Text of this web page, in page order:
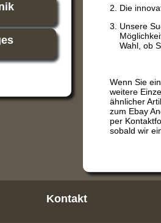
Die
Unsere
Wahl, ob
Wenn Sie
weitere
ähnlicher
zum Ebay
per
sobald wir
Kontakt